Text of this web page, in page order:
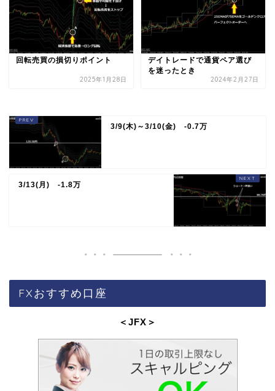
回転売買の損切りポイント
2025年1月28日
デイトレードで通貨ペア選び
を迷ったとき
2024年2月27日
3/9(木)～3/10(金) -0.7万
3/13(月) -1.8万
FXおすすめ口座
＜JFX ＞